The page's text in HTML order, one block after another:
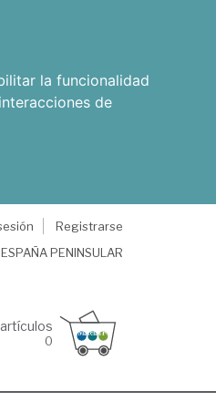
la funcionalidad
de
Registrarse
ESPAÑA PENINSULAR
artículos
0